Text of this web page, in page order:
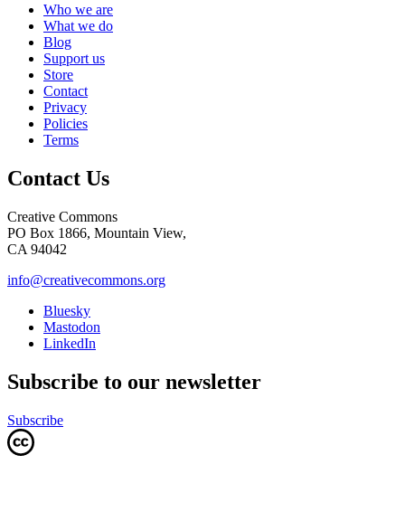
Who we are
What we do
Blog
Support us
Store
Contact
Privacy
Policies
Terms
Contact Us
Creative Commons
PO Box 1866, Mountain View,
CA 94042
info@creativecommons.org
Bluesky
Mastodon
LinkedIn
Subscribe to our newsletter
Subscribe